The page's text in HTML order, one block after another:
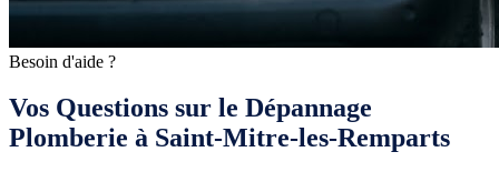
Besoin d'aide ?
Vos Questions sur le Dépannage
Plomberie à Saint-Mitre-les-Remparts